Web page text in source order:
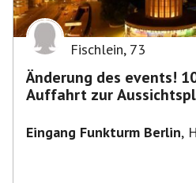
Fischlein, 73
Änderung des events!
Auffahrt zur
Eingang Funkturm Berlin,